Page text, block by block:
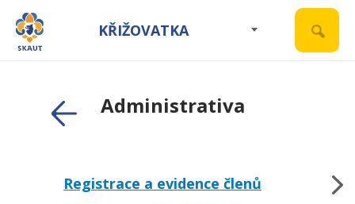
KŘIŽOVATKA
Administrativa
Registrace a evidence členů